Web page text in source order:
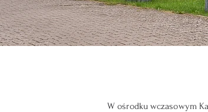
W ośrodku wczasowym